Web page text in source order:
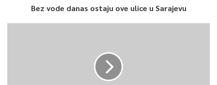
Bez vode danas ostaju ove ulice u Sarajevu